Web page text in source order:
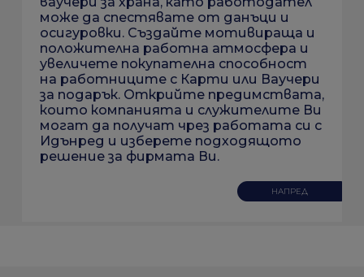
може да спестявате от данъци и
осигуровки. Създайте мотивираща и
положителна работна атмосфера и
увеличете покупателна способност
на работниците с Карти или Ваучери
за подарък. Открийте предимствата,
които компанията и служителите Ви
могат да получат чрез работата си с
Идънред и изберете подходящото
решение за фирмата Ви.
НАПРЕД